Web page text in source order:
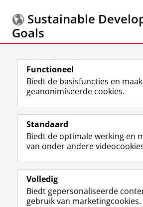
Sustainable
Goals
Meer informatie over de
Goals.
Volg de RUG
F
a
e
b
o
p
a
L
i
k
e
I
-
p
Studiekiezers
Alumni
Over ons
Functioneel
Biedt de basisfuncties en
geanonimiseerde cookies.
Standaard
Biedt de optimale werking en
van onder andere
Volledig
Biedt gepersonaliseerde
gebruik van marketingcookies.